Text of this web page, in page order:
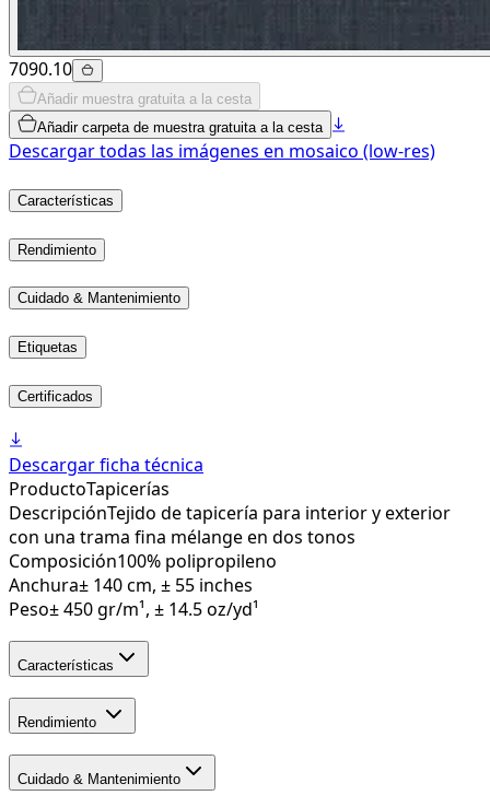
7090.10
Añadir muestra gratuita a la cesta
Añadir carpeta de muestra gratuita a la cesta
Descargar todas las imágenes en mosaico (low-res)
Características
Rendimiento
Cuidado & Mantenimiento
Etiquetas
Certificados
Descargar ficha técnica
ProductoTapicerías
DescripciónTejido de tapicería para interior y exterior
con una trama fina mélange en dos tonos
Composición100% polipropileno
Anchura± 140 cm, ± 55 inches
Peso± 450 gr/m¹, ± 14.5 oz/yd¹
Características
Rendimiento
Cuidado & Mantenimiento